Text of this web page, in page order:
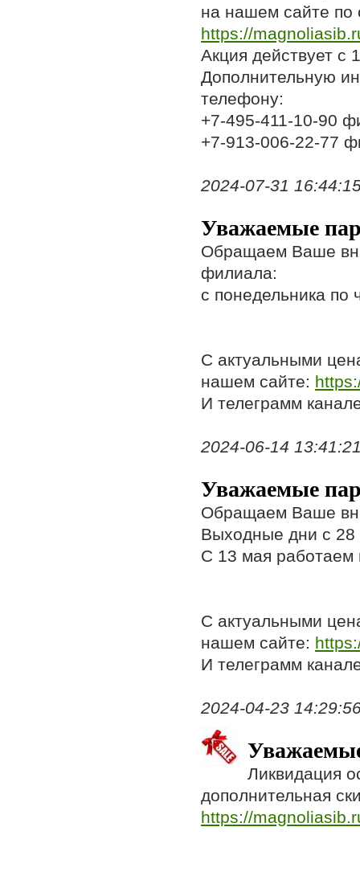
на нашем сайте по
https://
Акция действует с
Дополнительную
телефону:
+7-495-411-10-90
+7-913-006-22-77
2024-07-31
Уважаемые
Обращаем Ваше
филиала:
с понедельника по
С актуальными
нашем сайте:
И телеграмм
2024-06-14
Уважаемые
Обращаем Ваше
Выходные дни с 28
С 13 мая
С актуальными
нашем сайте:
И телеграмм
2024-04-23
Ликвидация
дополнительная
https://